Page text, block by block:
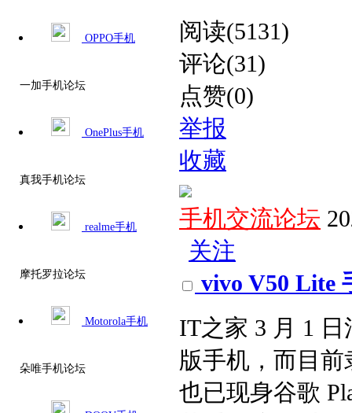
OPPO手机
一加手机论坛
OnePlus手机
真我手机论坛
realme手机
摩托罗拉论坛
Motorola手机
朵唯手机论坛
阅读(5131)
评论(31)
点赞(0)
举报
收藏
手机交流论坛
关注
vivo V50 Lite
IT之家 3 月 1
版手机，而目
也已现身谷歌